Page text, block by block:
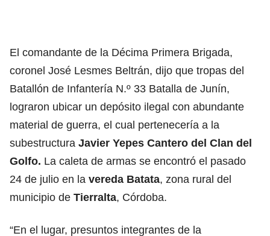
El comandante de la Décima Primera Brigada,
coronel José Lesmes Beltrán, dijo que tropas del
Batallón de Infantería N.º 33 Batalla de Junín,
lograron ubicar un depósito ilegal con abundante
material de guerra, el cual pertenecería a la
subestructura Javier Yepes Cantero del Clan del
Golfo. La caleta de armas se encontró el pasado
24 de julio en la vereda Batata, zona rural del
municipio de Tierralta, Córdoba.
“En el lugar, presuntos integrantes de la